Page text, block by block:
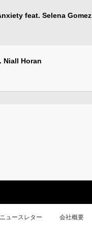
feat. Selena Gomez
Niall Horan
ニュースレター 会社概要